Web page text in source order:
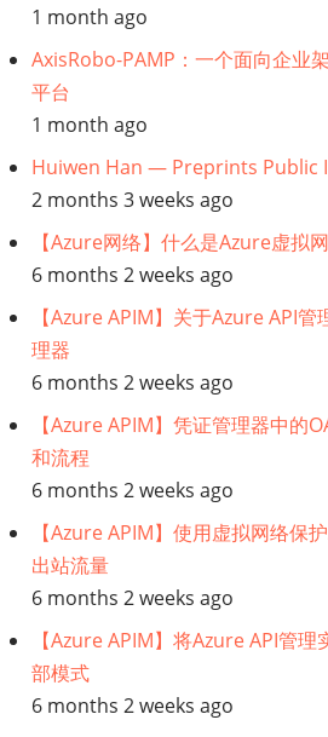
算」
微
软
Azure
虚
拟
机
的
SLA
1 month ago
AxisRobo-PAMP：一个面向企业
平台
1 month ago
Huiwen Han — Preprints Public
2 months 3 weeks ago
【Azure网络】什么是Azure虚拟
6 months 2 weeks ago
【Azure APIM】关于Azure API
理器
6 months 2 weeks ago
【Azure APIM】凭证管理器中的
和流程
6 months 2 weeks ago
【Azure APIM】使用虚拟网络保
出站流量
6 months 2 weeks ago
【Azure APIM】将Azure API管
部模式
6 months 2 weeks ago